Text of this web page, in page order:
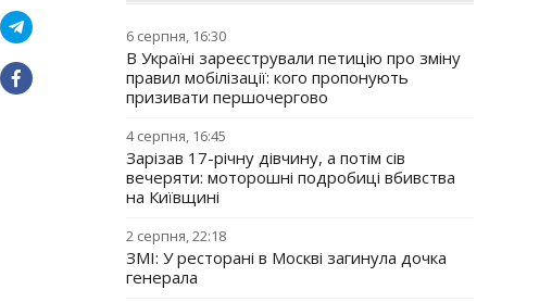
6 серпня, 16:30
В Україні зареєстрували петицію про зміну
правил мобілізації: кого пропонують
призивати першочергово
4 серпня, 16:45
Зарізав 17-річну дівчину, а потім сів
вечеряти: моторошні подробиці вбивства
на Київщині
2 серпня, 22:18
ЗМІ: У ресторані в Москві загинула дочка
генерала